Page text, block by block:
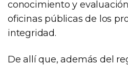
conocimiento y
oficinas públicas de los
integridad.
De allí que, además del